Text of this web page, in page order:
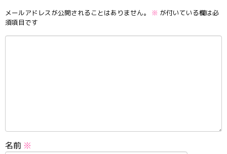
メールアドレスが公開されることはありません。 ※ が付いている欄は必
須項目です
名前 ※